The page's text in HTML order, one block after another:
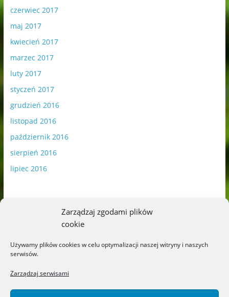
Zarządzaj zgodami plików
cookie
Używamy plików cookies w celu optymalizacji naszej witryny i naszych
serwisów.
Zarządzaj serwisami
czerwiec 2017
maj 2017
kwiecień 2017
marzec 2017
luty 2017
styczeń 2017
grudzień 2016
listopad 2016
październik 2016
sierpień 2016
lipiec 2016